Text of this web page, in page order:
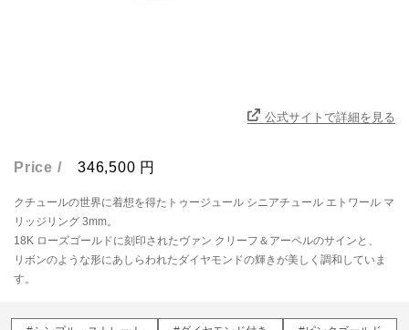
公式サイトで詳細を見る
Price / 346,500 円
クチュールの世界に着想を得たトゥージュール シニアチュール エトワール マ
リッジリング 3mm。
18K ローズゴールドに刻印されたヴァン クリーフ＆アーペルのサインと、
リボンのような形にあしらわれたダイヤモンドの輝きが美しく調和していま
す。